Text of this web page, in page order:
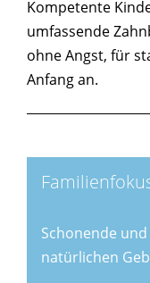
Kompetente
umfassende
ohne Angst, für
Anfang an.
Schonende
natürlichen